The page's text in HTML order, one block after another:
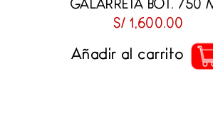
GALARRETA BOT. 750
S/ 1,600.00
Añadir al carrito